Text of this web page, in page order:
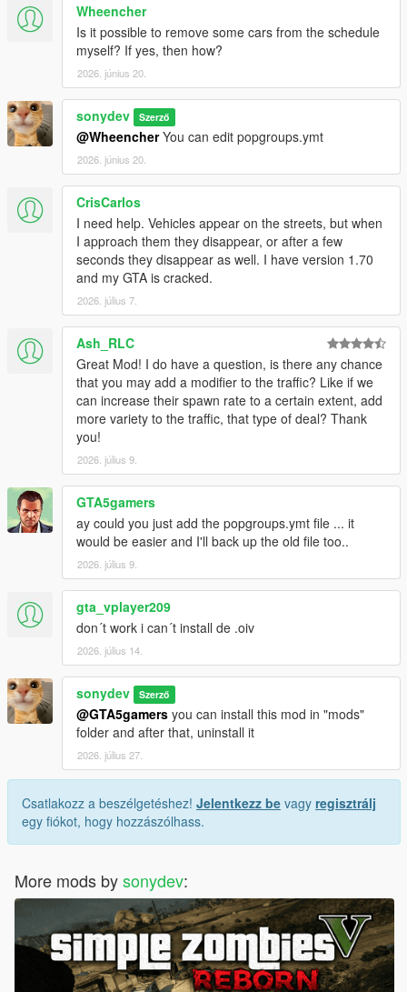
Wheencher
Is it possible to remove some cars from the schedule
myself? If yes, then how?
2026. június 20.
sonydev Szerző
@WheencherYou can edit popgroups.ymt
2026. június 20.
CrisCarlos
I need help. Vehicles appear on the streets, but when
I approach them they disappear, or after a few
seconds they disappear as well. I have version 1.70
and my GTA is cracked.
2026. július 7.
Ash_RLC
Great Mod! I do have a question, is there any chance
that you may add a modifier to the traffic? Like if we
can increase their spawn rate to a certain extent, add
more variety to the traffic, that type of deal? Thank
you!
2026. július 9.
GTA5gamers
ay could you just add the popgroups.ymt file ... it
would be easier and I'll back up the old file too..
2026. július 9.
gta_vplayer209
don´t work i can´t install de .oiv
2026. július 14.
sonydev Szerző
@GTA5gamers you can install this mod in "mods"
folder and after that, uninstall it
2026. július 27.
Csatlakozz a beszélgetéshez! Jelentkezz be vagy regisztrálj
egy fiókot, hogy hozzászólhass.
More mods bysonydev: